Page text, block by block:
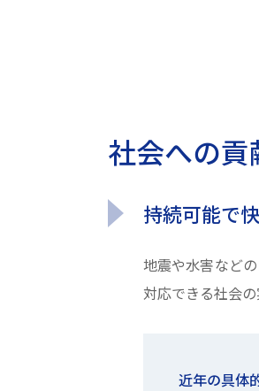
社会への貢
持続可能で
地震や水害など
対応できる社会の
近年の具体